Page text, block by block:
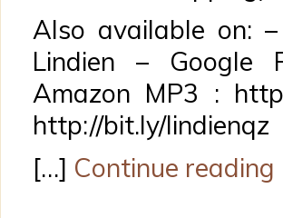
Also available on:
Lindien – Google
Amazon MP3 :
http://bit.ly/lindienqz
[…] Continue reading